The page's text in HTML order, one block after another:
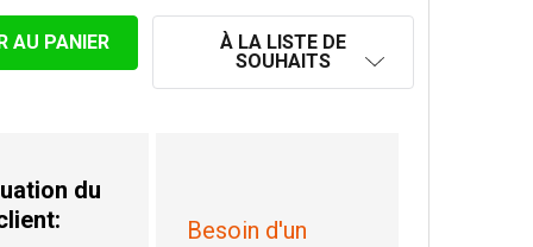
À LA LISTE DE
SOUHAITS
du
Besoin d'un